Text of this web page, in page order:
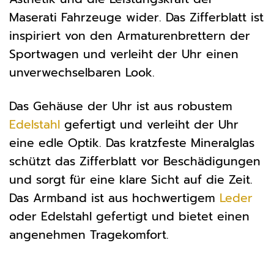
Maserati Fahrzeuge wider. Das Zifferblatt ist
inspiriert von den Armaturenbrettern der
Sportwagen und verleiht der Uhr einen
unverwechselbaren Look.
Das Gehäuse der Uhr ist aus robustem
Edelstahl gefertigt und verleiht der Uhr
eine edle Optik. Das kratzfeste Mineralglas
schützt das Zifferblatt vor Beschädigungen
und sorgt für eine klare Sicht auf die Zeit.
Das Armband ist aus hochwertigem Leder
oder Edelstahl gefertigt und bietet einen
angenehmen Tragekomfort.